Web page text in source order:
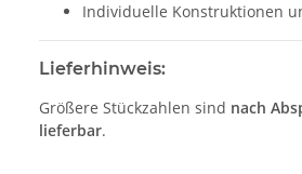
Individuelle Konstruktionen
Lieferhinweis:
Größere Stückzahlen sind nach
lieferbar.